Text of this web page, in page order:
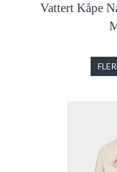
Vattert Kåpe